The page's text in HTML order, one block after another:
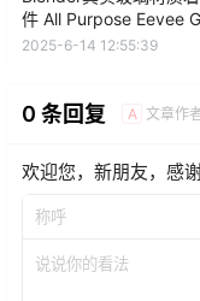
件 All Purpose Eevee
Shader V2
2025-6-14 12:55:39
0 条回复 A 文章作
欢迎您，新朋友，感